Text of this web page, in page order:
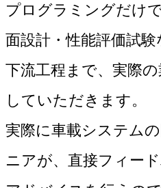
プログラミングだけ
面設計・性能評価試
下流工程まで、実際
していただきます。
実際に車載システム
ニアが、直接フィー